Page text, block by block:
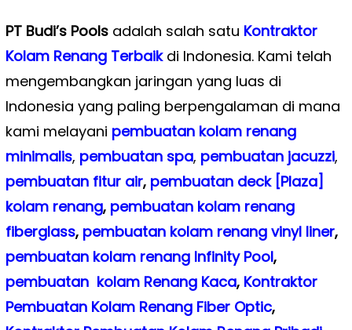
PT Budi’s Poolsadalah salah satu Kontraktor
Kolam Renang Terbaik di Indonesia. Kami telah
mengembangkan jaringan yang luas di
Indonesia yang paling berpengalaman di mana
kami melayani pembuatan kolam renang
minimalis, pembuatan spa, pembuatan jacuzzi,
pembuatan fitur air, pembuatan deck [Plaza]
kolam renang, pembuatan kolam renang
fiberglass, pembuatan kolam renang vinyl liner,
pembuatan kolam renang Infinity Pool,
pembuatan kolam Renang Kaca, Kontraktor
Pembuatan Kolam Renang Fiber Optic,